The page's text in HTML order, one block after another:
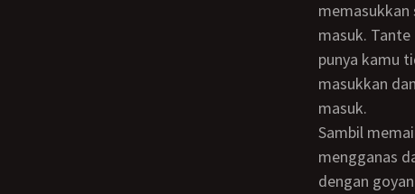
memasukkan
masuk.
punya kamu
masukkan
masuk.
Sambil memainkan buah dadanya yang mungkin 36B, gerakkan saya semakin
mengganas
dengan